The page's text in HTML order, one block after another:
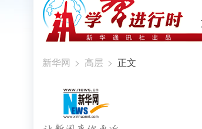
新华网 > 高层 > 正文